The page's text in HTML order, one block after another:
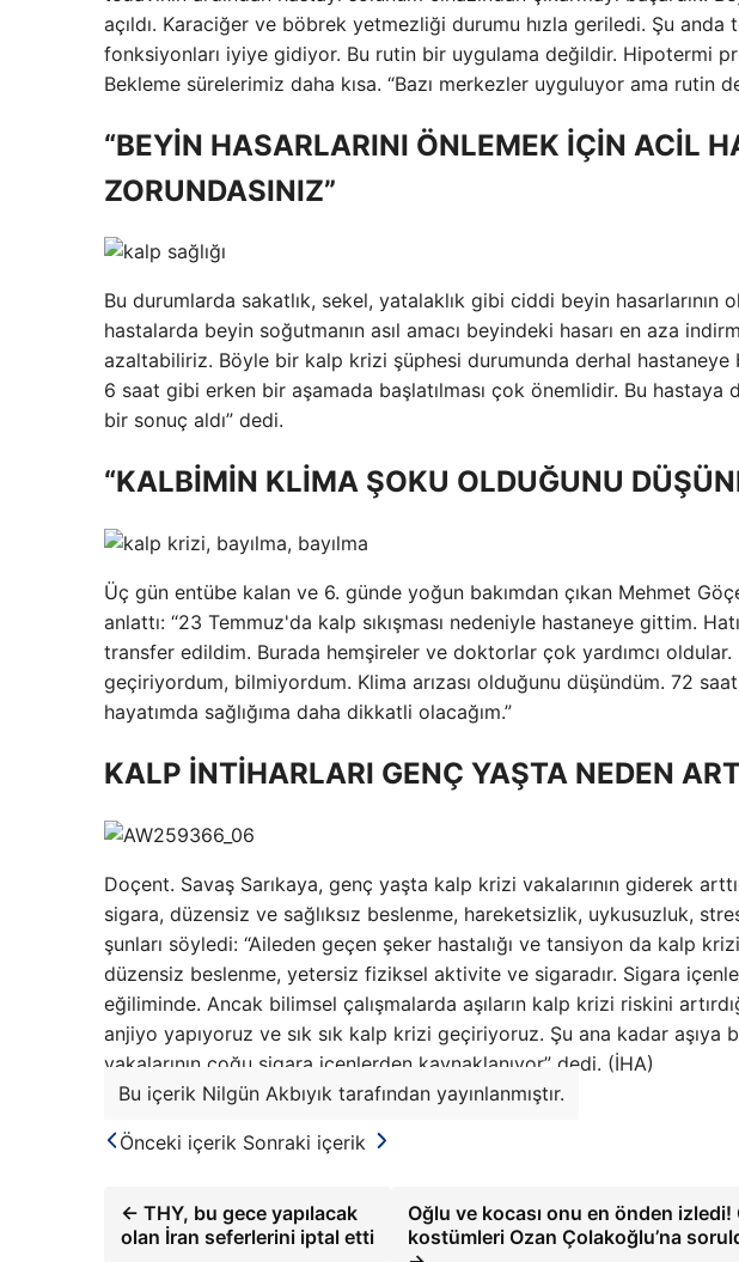
açıldı. Karaciğer ve böbrek yetmezliği durumu hızla geriledi. Şu
fonksiyonları iyiye gidiyor. Bu rutin bir uygulama değildir. Hipotermi
Bekleme sürelerimiz daha kısa. “Bazı merkezler uyguluyor ama rutin
“BEYİN HASARLARINI ÖNLEMEK İÇİN ACİL
ZORUNDASINIZ”
Bu durumlarda sakatlık, sekel, yatalaklık gibi ciddi beyin hasarlarının
hastalarda beyin soğutmanın asıl amacı beyindeki hasarı en aza
azaltabiliriz. Böyle bir kalp krizi şüphesi durumunda derhal
6 saat gibi erken bir aşamada başlatılması çok önemlidir. Bu
bir sonuç aldı” dedi.
“KALBİMİN KLİMA ŞOKU OLDUĞUNU
Üç gün entübe kalan ve 6. günde yoğun bakımdan çıkan Mehmet
anlattı: “23 Temmuz'da kalp sıkışması nedeniyle hastaneye gittim.
transfer edildim. Burada hemşireler ve doktorlar çok yardımcı
geçiriyordum, bilmiyordum. Klima arızası olduğunu düşündüm. 72
hayatımda sağlığıma daha dikkatli olacağım.”
KALP İNTİHARLARI GENÇ YAŞTA NEDEN
Doçent. Savaş Sarıkaya, genç yaşta kalp krizi vakalarının giderek
sigara, düzensiz ve sağlıksız beslenme, hareketsizlik, uykusuzluk,
şunları söyledi: “Aileden geçen şeker hastalığı ve tansiyon da kalp
düzensiz beslenme, yetersiz fiziksel aktivite ve sigaradır. Sigara içenler
eğiliminde. Ancak bilimsel çalışmalarda aşıların kalp krizi riskini
anjiyo yapıyoruz ve sık sık kalp krizi geçiriyoruz. Şu ana kadar
vakalarının çoğu sigara içenlerden kaynaklanıyor” dedi. (İHA)
Bu içerik Nilgün Akbıyık tarafından yayınlanmıştır.
Önceki içerik Sonraki içerik
← THY, bu gece yapılacak
olan İran seferlerini iptal etti
Oğlu ve kocası onu en önden
kostümleri Ozan Çolakoğlu’na